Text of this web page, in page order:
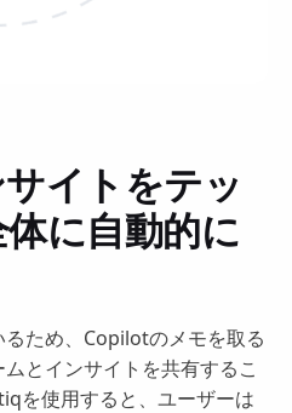
イトをテッ
に自動的に
ため、Copilotのメモを取る
とインサイトを共有するこ
を使用すると、ユーザーは